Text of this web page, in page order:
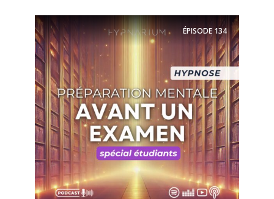
ÉPISODE134